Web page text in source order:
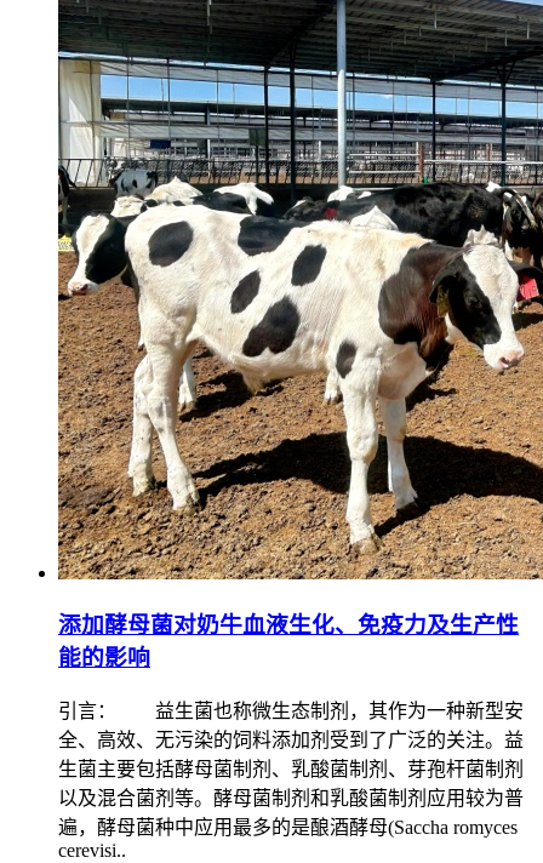
添加酵母菌对奶牛血液生化、免疫力及生产性
能的影响
引言： 益生菌也称微生态制剂，其作为一种新型安
全、高效、无污染的饲料添加剂受到了广泛的关注。益
生菌主要包括酵母菌制剂、乳酸菌制剂、芽孢杆菌制剂
以及混合菌剂等。酵母菌制剂和乳酸菌制剂应用较为普
遍，酵母菌种中应用最多的是酿酒酵母(Saccha romyces
cerevisi..